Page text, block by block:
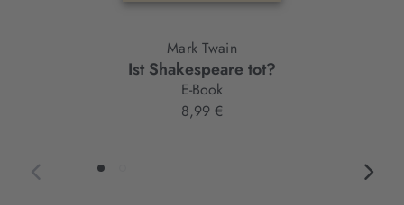
Mark Twain
Ist Shakespeare tot?
E-Book
8,99 €